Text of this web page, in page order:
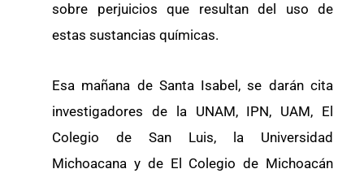
sobre perjuicios que resultan del uso de
estas sustancias químicas.
Esa mañana de Santa Isabel, se darán cita
investigadores de la UNAM, IPN, UAM, El
Colegio de San Luis, la Universidad
Michoacana y de El Colegio de Michoacán